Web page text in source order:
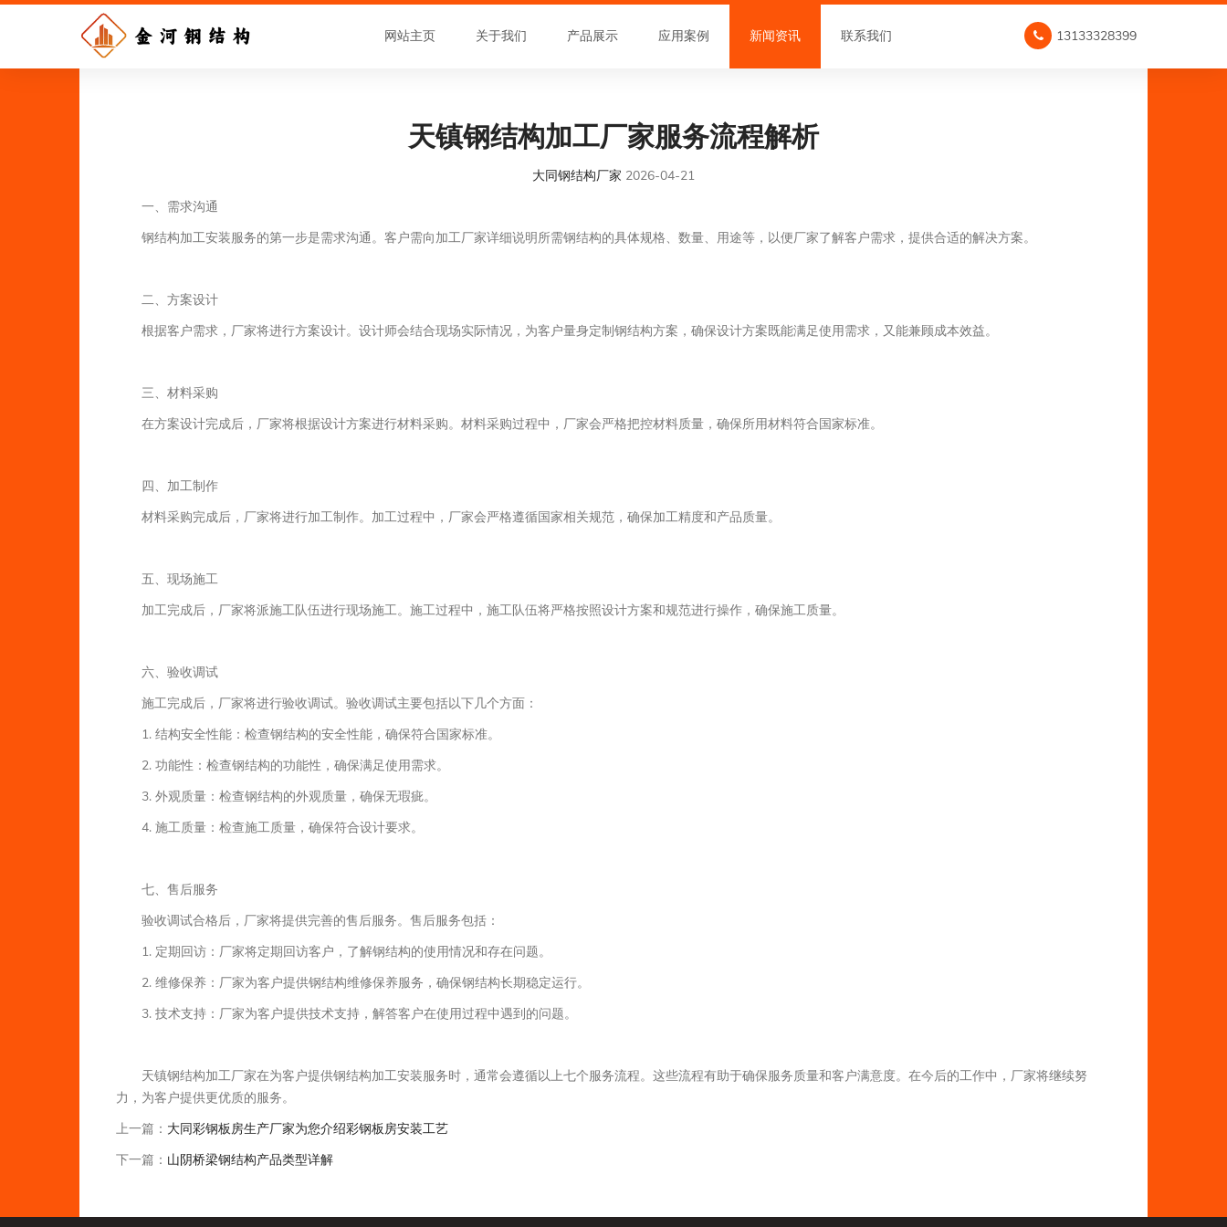
网站主页 关于我们 产品展示 应用案例 新闻资讯 联系我们 13133328399
天镇钢结构加工厂家服务流程解析
大同钢结构厂家 2026-04-21
一、需求沟通
钢结构加工安装服务的第一步是需求沟通。客户需向加工厂家详细说明所需钢结构的具体规格、数量、用途等，以便厂家了解客户需求，提供合适的解决方案。
二、方案设计
根据客户需求，厂家将进行方案设计。设计师会结合现场实际情况，为客户量身定制钢结构方案，确保设计方案既能满足使用需求，又能兼顾成本效益。
三、材料采购
在方案设计完成后，厂家将根据设计方案进行材料采购。材料采购过程中，厂家会严格把控材料质量，确保所用材料符合国家标准。
四、加工制作
材料采购完成后，厂家将进行加工制作。加工过程中，厂家会严格遵循国家相关规范，确保加工精度和产品质量。
五、现场施工
加工完成后，厂家将派施工队伍进行现场施工。施工过程中，施工队伍将严格按照设计方案和规范进行操作，确保施工质量。
六、验收调试
施工完成后，厂家将进行验收调试。验收调试主要包括以下几个方面：
1. 结构安全性能：检查钢结构的安全性能，确保符合国家标准。
2. 功能性：检查钢结构的功能性，确保满足使用需求。
3. 外观质量：检查钢结构的外观质量，确保无瑕疵。
4. 施工质量：检查施工质量，确保符合设计要求。
七、售后服务
验收调试合格后，厂家将提供完善的售后服务。售后服务包括：
1. 定期回访：厂家将定期回访客户，了解钢结构的使用情况和存在问题。
2. 维修保养：厂家为客户提供钢结构维修保养服务，确保钢结构长期稳定运行。
3. 技术支持：厂家为客户提供技术支持，解答客户在使用过程中遇到的问题。
天镇钢结构加工厂家在为客户提供钢结构加工安装服务时，通常会遵循以上七个服务流程。这些流程有助于确保服务质量和客户满意度。在今后的工作中，厂家将继续努
力，为客户提供更优质的服务。
上一篇： 大同彩钢板房生产厂家为您介绍彩钢板房安装工艺
下一篇： 山阴桥梁钢结构产品类型详解